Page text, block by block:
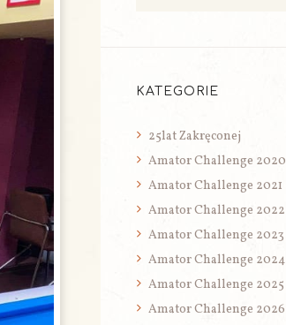
KATEGORIE
25lat Zakręconej
Amator Challenge 2020
Amator Challenge 2021
Amator Challenge 2022
Amator Challenge 2023
Amator Challenge 2024
Amator Challenge 2025
Amator Challenge 2026